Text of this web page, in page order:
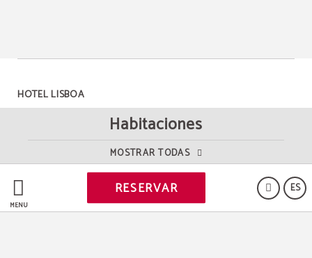
MENÚ
ES
RESERVAR
Habitaciones
MOSTRAR TODAS
HOTEL LISBOA
Powered by Keytel